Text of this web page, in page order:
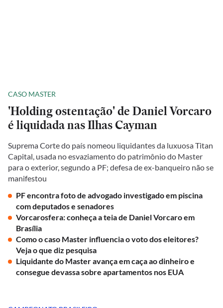
CASO MASTER
'Holding ostentação' de Daniel Vorcaro
é liquidada nas Ilhas Cayman
Suprema Corte do país nomeou liquidantes da luxuosa Titan
Capital, usada no esvaziamento do patrimônio do Master
para o exterior, segundo a PF; defesa de ex-banqueiro não se
manifestou
PF encontra foto de advogado investigado em piscina
com deputados e senadores
Vorcarosfera: conheça a teia de Daniel Vorcaro em
Brasília
Como o caso Master influencia o voto dos eleitores?
Veja o que diz pesquisa
Liquidante do Master avança em caça ao dinheiro e
consegue devassa sobre apartamentos nos EUA